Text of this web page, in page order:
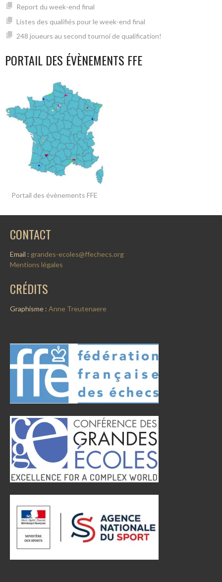
Report du week-end final
Listes des qualifiés pour le week-end final
248 joueurs au second tournoi de qualification!
PORTAIL DES ÉVÈNEMENTS FFE
Portail des évènements FFE
CONTACT
Email : grandes-ecoles@ffechecs.org
Mentions légales
CRÉDITS
Graphisme : Anne Treutenaere